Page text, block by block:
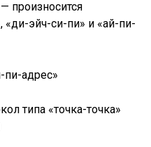
произносится
«ди-эйч-си-пи» и «ай-пи-
пи-адрес»
типа «точка-точка»